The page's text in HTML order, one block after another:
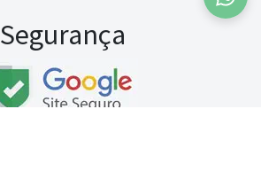
Segurança